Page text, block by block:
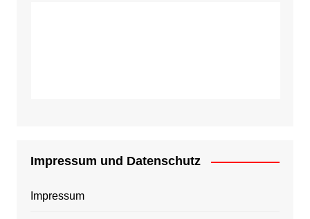
Impressum und Datenschutz
Impressum